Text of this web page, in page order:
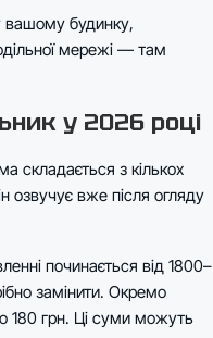
вашому будинку,
мережі — там
у 2026 році
складається з кількох
озвучує вже після огляду
починається від 1800–
замінити. Окремо
180 грн. Ці суми можуть